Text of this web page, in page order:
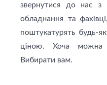
звернутися до нас
обладнання та
поштукатурять будь-
ціною. Хоча можна
Вибирати вам.